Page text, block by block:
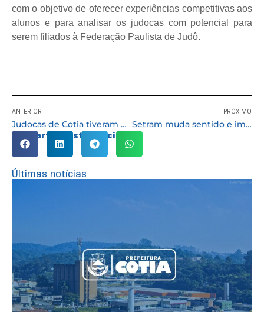
com o objetivo de oferecer experiências competitivas aos
alunos e para analisar os judocas com potencial para
serem filiados à Federação Paulista de Judô.
ANTERIOR
Judocas de Cotia tiveram fim de semana marcado por competições e conquistas
PRÓXIMO
Setram muda sentido e implanta mão dupla em vias do Jardim Rosalina
Compartilhe esta notícia:
Últimas notícias